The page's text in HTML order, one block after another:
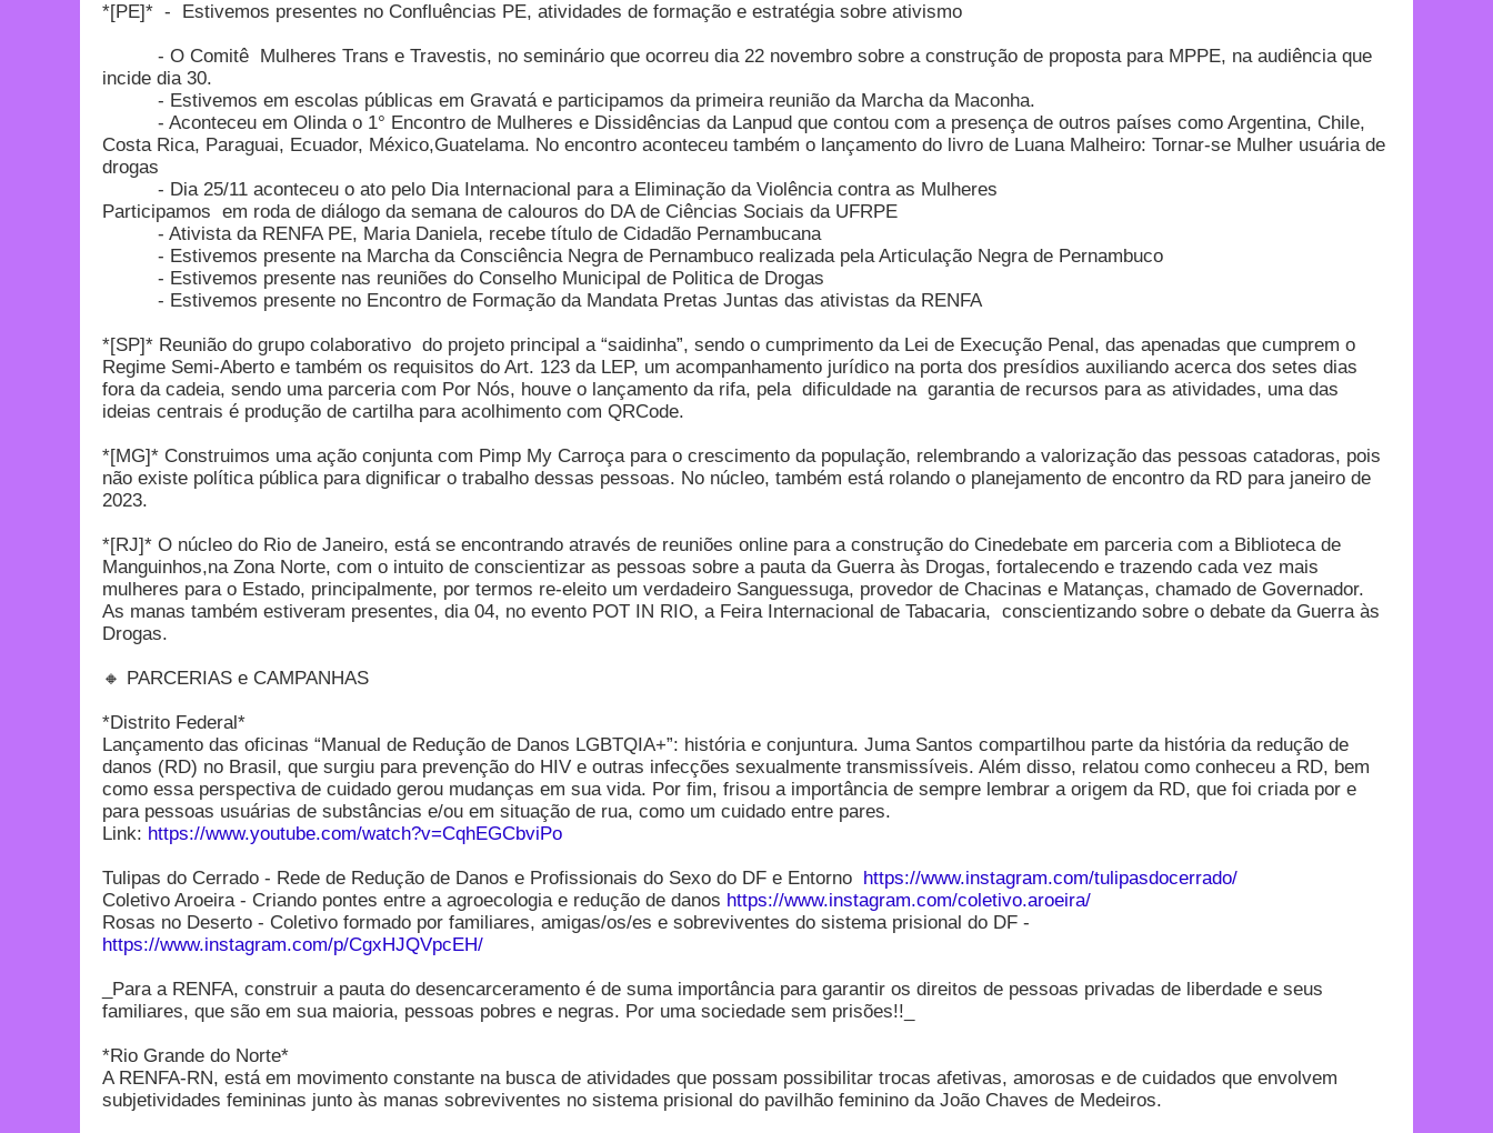
*[PE]* - Estivemos presentes no Confluências PE, atividades de formação e estratégia sobre ativismo
- O Comitê Mulheres Trans e Travestis, no seminário que ocorreu dia 22 novembro sobre a construção de proposta para MPPE, na audiência que
incide dia 30.
- Estivemos em escolas públicas em Gravatá e participamos da primeira reunião da Marcha da Maconha.
- Aconteceu em Olinda o 1° Encontro de Mulheres e Dissidências da Lanpud que contou com a presença de outros países como Argentina, Chile,
Costa Rica, Paraguai, Ecuador, México,Guatelama. No encontro aconteceu também o lançamento do livro de Luana Malheiro: Tornar-se Mulher usuária de
drogas
- Dia 25/11 aconteceu o ato pelo Dia Internacional para a Eliminação da Violência contra as Mulheres
Participamos em roda de diálogo da semana de calouros do DA de Ciências Sociais da UFRPE
- Ativista da RENFA PE, Maria Daniela, recebe título de Cidadão Pernambucana
- Estivemos presente na Marcha da Consciência Negra de Pernambuco realizada pela Articulação Negra de Pernambuco
- Estivemos presente nas reuniões do Conselho Municipal de Politica de Drogas
- Estivemos presente no Encontro de Formação da Mandata Pretas Juntas das ativistas da RENFA
*[SP]* Reunião do grupo colaborativo do projeto principal a “saidinha”, sendo o cumprimento da Lei de Execução Penal, das apenadas que cumprem o
Regime Semi-Aberto e também os requisitos do Art. 123 da LEP, um acompanhamento jurídico na porta dos presídios auxiliando acerca dos setes dias
fora da cadeia, sendo uma parceria com Por Nós, houve o lançamento da rifa, pela dificuldade na garantia de recursos para as atividades, uma das
ideias centrais é produção de cartilha para acolhimento com QRCode.
*[MG]* Construimos uma ação conjunta com Pimp My Carroça para o crescimento da população, relembrando a valorização das pessoas catadoras, pois
não existe política pública para dignificar o trabalho dessas pessoas. No núcleo, também está rolando o planejamento de encontro da RD para janeiro de
2023.
*[RJ]* O núcleo do Rio de Janeiro, está se encontrando através de reuniões online para a construção do Cinedebate em parceria com a Biblioteca de
Manguinhos,na Zona Norte, com o intuito de conscientizar as pessoas sobre a pauta da Guerra às Drogas, fortalecendo e trazendo cada vez mais
mulheres para o Estado, principalmente, por termos re-eleito um verdadeiro Sanguessuga, provedor de Chacinas e Matanças, chamado de Governador.
As manas também estiveram presentes, dia 04, no evento POT IN RIO, a Feira Internacional de Tabacaria, conscientizando sobre o debate da Guerra às
Drogas.
🔸 PARCERIAS e CAMPANHAS
*Distrito Federal*
Lançamento das oficinas “Manual de Redução de Danos LGBTQIA+”: história e conjuntura. Juma Santos compartilhou parte da história da redução de
danos (RD) no Brasil, que surgiu para prevenção do HIV e outras infecções sexualmente transmissíveis. Além disso, relatou como conheceu a RD, bem
como essa perspectiva de cuidado gerou mudanças em sua vida. Por fim, frisou a importância de sempre lembrar a origem da RD, que foi criada por e
para pessoas usuárias de substâncias e/ou em situação de rua, como um cuidado entre pares.
Link: https://www.youtube.com/watch?v=CqhEGCbviPo
Tulipas do Cerrado - Rede de Redução de Danos e Profissionais do Sexo do DF e Entorno https://www.instagram.com/tulipasdocerrado/
Coletivo Aroeira - Criando pontes entre a agroecologia e redução de danos https://www.instagram.com/coletivo.aroeira/
Rosas no Deserto - Coletivo formado por familiares, amigas/os/es e sobreviventes do sistema prisional do DF -
https://www.instagram.com/p/CgxHJQVpcEH/
_Para a RENFA, construir a pauta do desencarceramento é de suma importância para garantir os direitos de pessoas privadas de liberdade e seus
familiares, que são em sua maioria, pessoas pobres e negras. Por uma sociedade sem prisões!!_
*Rio Grande do Norte*
A RENFA-RN, está em movimento constante na busca de atividades que possam possibilitar trocas afetivas, amorosas e de cuidados que envolvem
subjetividades femininas junto às manas sobreviventes no sistema prisional do pavilhão feminino da João Chaves de Medeiros.